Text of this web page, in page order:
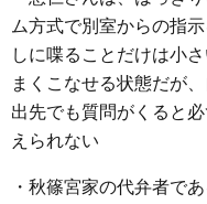
ム方式で別室からの指
しに喋ることだけは小
まくこなせる状態だが
出先でも質問がくると
えられない
・秋篠宮家の代弁者で